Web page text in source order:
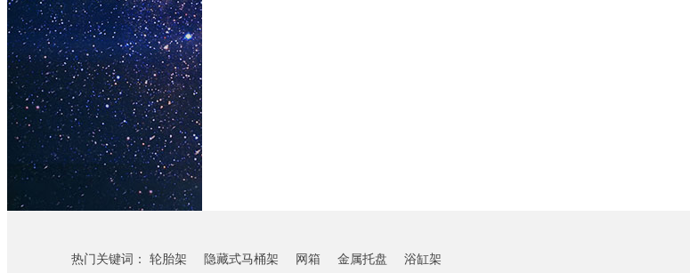
变速箱托盘
发动机料架
仪表盘料架
消声器料架
悬挂料架
网箱
气瓶料架
卫浴行业
热门关键词： 轮胎架 隐藏式马桶架 网箱 金属托盘 浴缸架